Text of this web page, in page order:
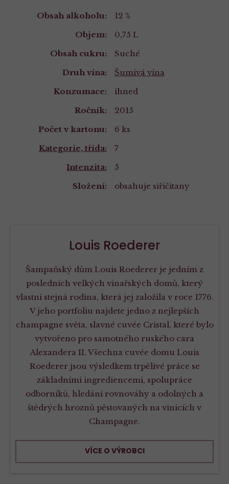
Vlastnosti
Obsah alkoholu:
12 %
Objem:
0,75 L
Obsah cukru:
Suché
Druh vína:
Šumivá vína
Konzumace:
ihned
Ročník:
2015
Počet v kartonu:
6 ks
Kategorie, třída:
7
Intenzita:
5
Složení:
obsahuje siřičitany
Louis Roederer
Šampaňský dům Louis Roederer je jedním z
posledních velkých vinařských domů, který
vlastní stejná rodina, která jej založila v roce 1776.
V jeho portfoliu najdete jedno z nejlepších
champagne světa, slavné cuvée Cristal, které bylo
vytvořeno pro samotného ruského cara
Alexandera II. Všechna cuvée domu Louis
Roederer jsou výsledkem trpělivé práce se
základními ingrediencemi, spolupráce
odborníků, hledání rovnováhy a odolných a
štědrých hroznů pěstovaných na vinicích v
Champagne.
VÍCE O VÝROBCI